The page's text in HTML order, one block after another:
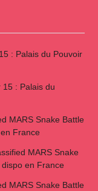
: Palais du Pouvoir
15 : Palais du
MARS Snake Battle
France
MARS Snake
en France
MARS Snake Battle